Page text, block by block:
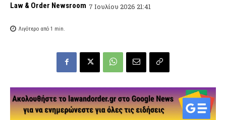
Law & Order Newsroom 7 Ιουλίου 2026 21:41
Λιγότερο από 1 min.